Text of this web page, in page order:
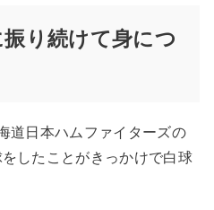
り続けて身につ
道日本ハムファイターズの
したことがきっかけで白球